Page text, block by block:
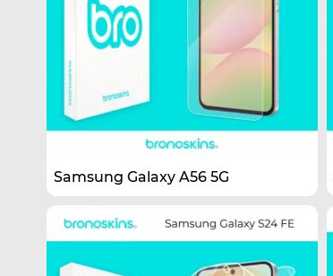
Samsung Galaxy A56 5G